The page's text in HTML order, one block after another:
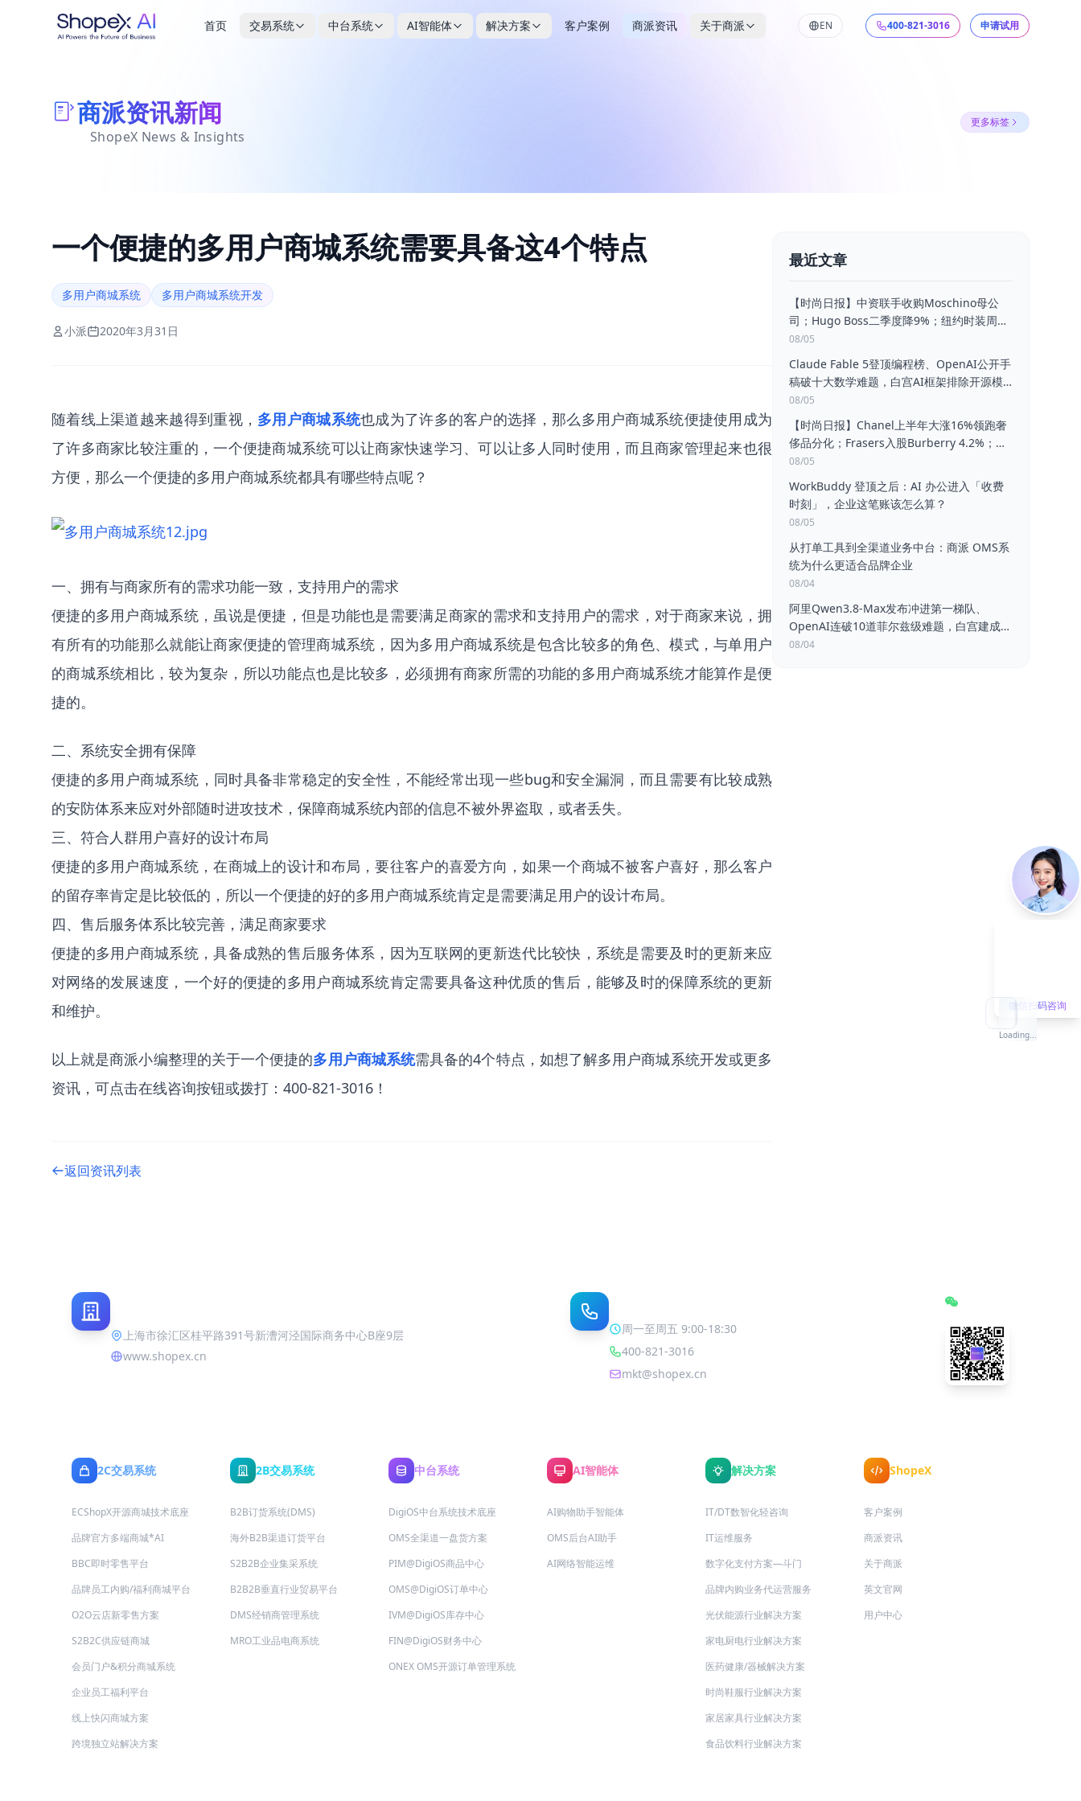
首页 交易系统
2C交易系统
O2O云店新零售方案
S2B2C供应链商城 品牌官方多端商城✖️AI
会员门户&积分商城系统
线上快闪商城方案
S2B2B企业集采系统
DMS经销商管理系统
中台系统
DigiOS中台系统
OMS@DigiOS订单中心
IVM@DigiOS库存中心 FIN@DigiOS财务中心
AI智能体
商派 AI Agent
AI网络智能运维
智能体采购中心
解决方案
IT/DT数智化轻咨询
数字化支付方案—斗门
品牌内购业务代运营服务
医药健康/器械解决方案
家居家具行业解决方案
客户案例 商派资讯 关于商派 EN 400-821-3016 申请试用
商派资讯新闻
ShopeX News & Insights
更多标签
一个便捷的多用户商城系统需要具备这4个特点
多用户商城系统 多用户商城系统开发
小派 2020年3月31日
随着线上渠道越来越得到重视， 多用户商城系统也成为了许多的客户的选择，那么多用户商城系统便捷使用成为
了许多商家比较注重的，一个便捷商城系统可以让商家快速学习、可以让多人同时使用，而且商家管理起来也很
方便，那么一个便捷的多用户商城系统都具有哪些特点呢？
一、拥有与商家所有的需求功能一致，支持用户的需求
便捷的多用户商城系统，虽说是便捷，但是功能也是需要满足商家的需求和支持用户的需求，对于商家来说，拥
有所有的功能那么就能让商家便捷的管理商城系统，因为多用户商城系统是包含比较多的角色、模式，与单用户
的商城系统相比，较为复杂，所以功能点也是比较多，必须拥有商家所需的功能的多用户商城系统才能算作是便
捷的。
二、系统安全拥有保障
便捷的多用户商城系统，同时具备非常稳定的安全性，不能经常出现一些bug和安全漏洞，而且需要有比较成熟
的安防体系来应对外部随时进攻技术，保障商城系统内部的信息不被外界盗取，或者丢失。
三、符合人群用户喜好的设计布局
便捷的多用户商城系统，在商城上的设计和布局，要往客户的喜爱方向，如果一个商城不被客户喜好，那么客户
的留存率肯定是比较低的，所以一个便捷的好的多用户商城系统肯定是需要满足用户的设计布局。
四、售后服务体系比较完善，满足商家要求
便捷的多用户商城系统，具备成熟的售后服务体系，因为互联网的更新迭代比较快，系统是需要及时的更新来应
对网络的发展速度，一个好的便捷的多用户商城系统肯定需要具备这种优质的售后，能够及时的保障系统的更新
和维护。
以上就是商派小编整理的关于一个便捷的多用户商城系统需具备的4个特点，如想了解多用户商城系统开发或更多
资讯，可点击在线咨询按钮或拨打：400-821-3016！
返回资讯列表
最近文章
【时尚日报】中资联手收购Moschino母公
司；Hugo Boss二季度降9%；纽约时装周商
标易主；李宁亮相亚运领奖装备
08/05
Claude Fable 5登顶编程榜、OpenAI公开手
稿破十大数学难题，白宫AI框架排除开源模
型，AMD数据中心营收翻倍
08/05
【时尚日报】Chanel上半年大涨16%领跑奢
侈品分化；Frasers入股Burberry 4.2%；
Aeffe获Oxy Capital约束性收购要约；菲拉
格慕H1扭亏为盈
08/05
WorkBuddy 登顶之后：AI 办公进入「收费
时刻」，企业这笔账该怎么算？
08/05
从打单工具到全渠道业务中台：商派 OMS系
统为什么更适合品牌企业
08/04
阿里Qwen3.8-Max发布冲进第一梯队、
OpenAI连破10道菲尔兹级难题，白宫建成AI
评估框架、欧盟AI法案生效，Palantir营收大
08/04
Loading...
微信扫码咨询
上海市徐汇区桂平路391号新漕河泾国际商务中心B座9层
www.shopex.cn
周一至周五 9:00-18:30
400-821-3016
mkt@shopex.cn
2C交易系统 2B交易系统 中台系统 AI智能体 解决方案 ShopeX
ECShopX开源商城技术底座
品牌官方多端商城*AI
BBC即时零售平台
品牌员工内购/福利商城平台
O2O云店新零售方案
S2B2C供应链商城
会员门户&积分商城系统
企业员工福利平台
线上快闪商城方案
跨境独立站解决方案
B2B订货系统(DMS)
海外B2B渠道订货平台
S2B2B企业集采系统
B2B2B垂直行业贸易平台
DMS经销商管理系统
MRO工业品电商系统
DigiOS中台系统技术底座
OMS全渠道一盘货方案
PIM@DigiOS商品中心
OMS@DigiOS订单中心
IVM@DigiOS库存中心
FIN@DigiOS财务中心
ONEX OMS开源订单管理系统
AI购物助手智能体
OMS后台AI助手
AI网络智能运维
IT/DT数智化轻咨询
IT运维服务
数字化支付方案—斗门
品牌内购业务代运营服务
光伏能源行业解决方案
家电厨电行业解决方案
医药健康/器械解决方案
时尚鞋服行业解决方案
家居家具行业解决方案
食品饮料行业解决方案
客户案例
商派资讯
关于商派
英文官网
用户中心